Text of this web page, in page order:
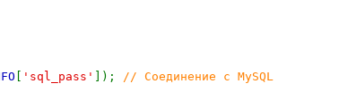
'sql_pass' ]); // Соединение с MySQL